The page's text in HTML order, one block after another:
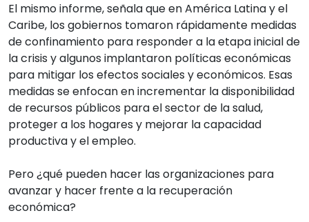
El mismo informe, señala que en América Latina y el
Caribe, los gobiernos tomaron rápidamente medidas
de confinamiento para responder a la etapa inicial de
la crisis y algunos implantaron políticas económicas
para mitigar los efectos sociales y económicos. Esas
medidas se enfocan en incrementar la disponibilidad
de recursos públicos para el sector de la salud,
proteger a los hogares y mejorar la capacidad
productiva y el empleo.
Pero ¿qué pueden hacer las organizaciones para
avanzar y hacer frente a la recuperación
económica?